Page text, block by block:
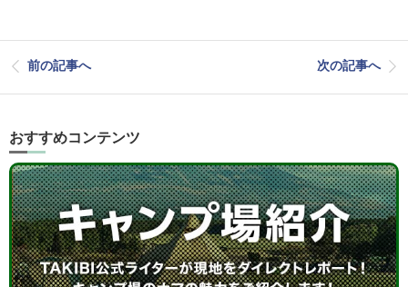
前の記事へ 次の記事へ
おすすめコンテンツ